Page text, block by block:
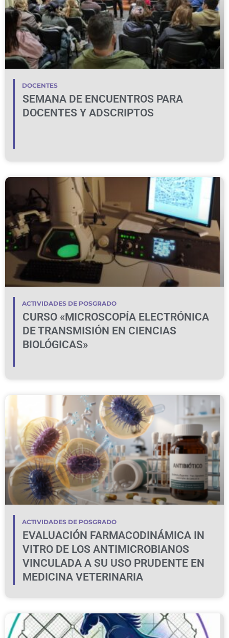
DOCENTES
SEMANA DE ENCUENTROS PARA
DOCENTES Y ADSCRIPTOS
ACTIVIDADES DE POSGRADO
CURSO «MICROSCOPÍA ELECTRÓNICA
DE TRANSMISIÓN EN CIENCIAS
BIOLÓGICAS»
ACTIVIDADES DE POSGRADO
EVALUACIÓN FARMACODINÁMICA IN
VITRO DE LOS ANTIMICROBIANOS
VINCULADA A SU USO PRUDENTE EN
MEDICINA VETERINARIA